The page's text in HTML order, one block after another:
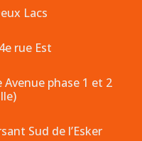
Lacs
rue Est
phase 1 et 2
Sud de l’Esker